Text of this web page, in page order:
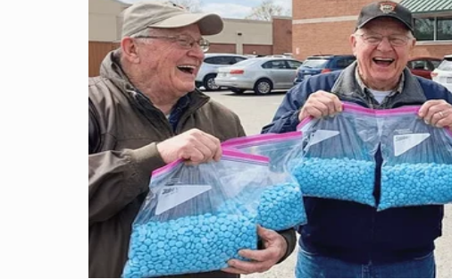
Testemunhas que presenciaram a covardia afirmaram que o
aumentou drasticamente o medo e impediu qualquer intervenção
físico e psicológico, o homem tambémquebrou e destruiu o
que a ação fosse registrada. O sentimento de insegurança tomou
Na tarde destaquinta-feira (19), aadolescente de 17 anosque
de Medicina Legal (IML)para a realização do exame de corpo de
constatar a gravidade das lesões corporais. APolícia Civil
deve
vídeos gravados por populares para identificar formalmente o